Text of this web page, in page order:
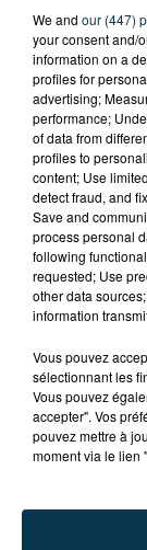
TITRES
4h25
4h25
We and our (447)
your consent and/
information on a
profiles for
advertising;
performance;
of data from
profiles to
content; Use
detect fraud, and
Save and
process personal
following
requested; Use
other data
information
Vous pouvez
sélectionnant les
Vous pouvez
accepter". Vos
pouvez mettre à
moment via le lien